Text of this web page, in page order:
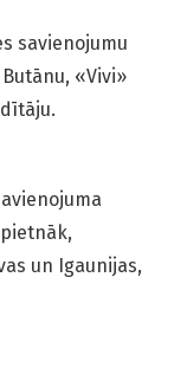
savienojumu
«Vivi»
un Igaunijas,